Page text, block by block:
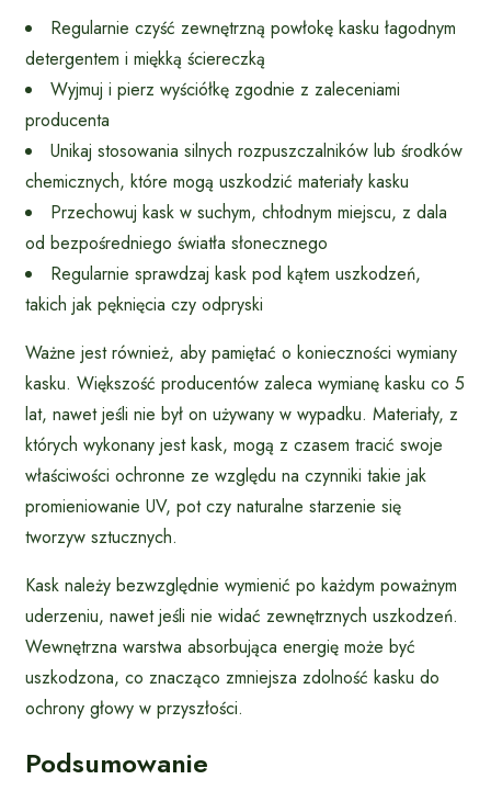
Regularnie czyść zewnętrzną powłokę kasku łagodnym
detergentem i miękką ściereczką
Wyjmuj i pierz wyściółkę zgodnie z zaleceniami
producenta
Unikaj stosowania silnych rozpuszczalników lub środków
chemicznych, które mogą uszkodzić materiały kasku
Przechowuj kask w suchym, chłodnym miejscu, z dala
od bezpośredniego światła słonecznego
Regularnie sprawdzaj kask pod kątem uszkodzeń,
takich jak pęknięcia czy odpryski
Ważne jest również, aby pamiętać o konieczności wymiany
kasku. Większość producentów zaleca wymianę kasku co 5
lat, nawet jeśli nie był on używany w wypadku. Materiały, z
których wykonany jest kask, mogą z czasem tracić swoje
właściwości ochronne ze względu na czynniki takie jak
promieniowanie UV, pot czy naturalne starzenie się
tworzyw sztucznych.
Kask należy bezwzględnie wymienić po każdym poważnym
uderzeniu, nawet jeśli nie widać zewnętrznych uszkodzeń.
Wewnętrzna warstwa absorbująca energię może być
uszkodzona, co znacząco zmniejsza zdolność kasku do
ochrony głowy w przyszłości.
Podsumowanie